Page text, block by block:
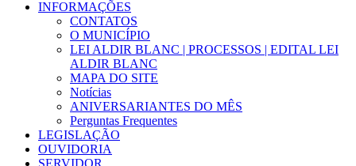
INFORMAÇÕES
CONTATOS
O MUNICÍPIO
LEI ALDIR BLANC | PROCESSOS | EDITAL LEI
ALDIR BLANC
MAPA DO SITE
Notícias
ANIVERSARIANTES DO MÊS
Perguntas Frequentes
LEGISLAÇÃO
OUVIDORIA
SERVIDOR